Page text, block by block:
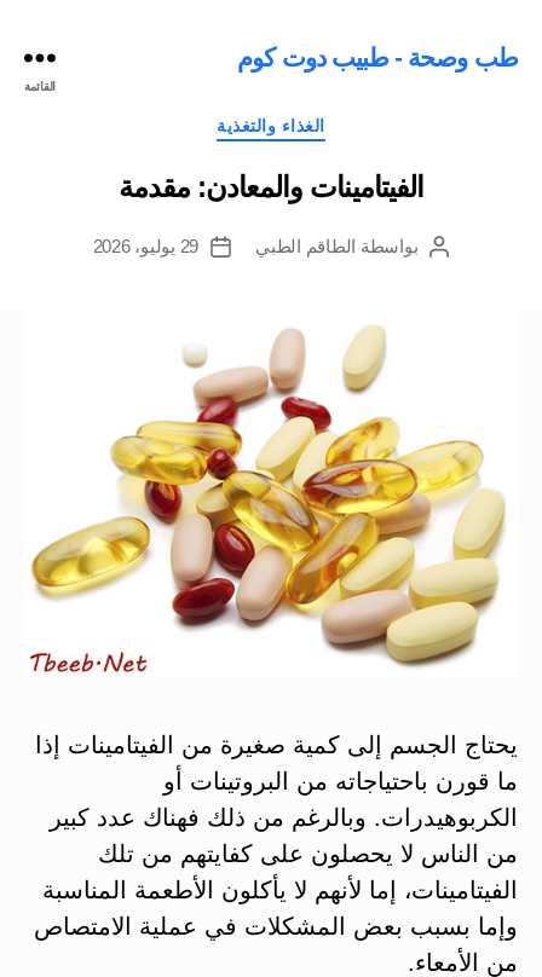
طب وصحة - طبيب دوت كوم
القائمة
التصنيفات
الغذاء والتغذية
الفيتامينات والمعادن: مقدمة
كاتببواسطة الطاقم الطبي
تاريخ
29 يوليو، 2026
يحتاج الجسم إلى كمية صغيرة من الفيتامينات إذا
ما قورن باحتياجاته من البروتينات أو
الكربوهيدرات. وبالرغم من ذلك فهناك عدد كبير
من الناس لا يحصلون على كفايتهم من تلك
الفيتامينات، إما لأنهم لا يأكلون الأطعمة المناسبة
وإما بسبب بعض المشكلات في عملية الامتصاص
من الأمعاء.